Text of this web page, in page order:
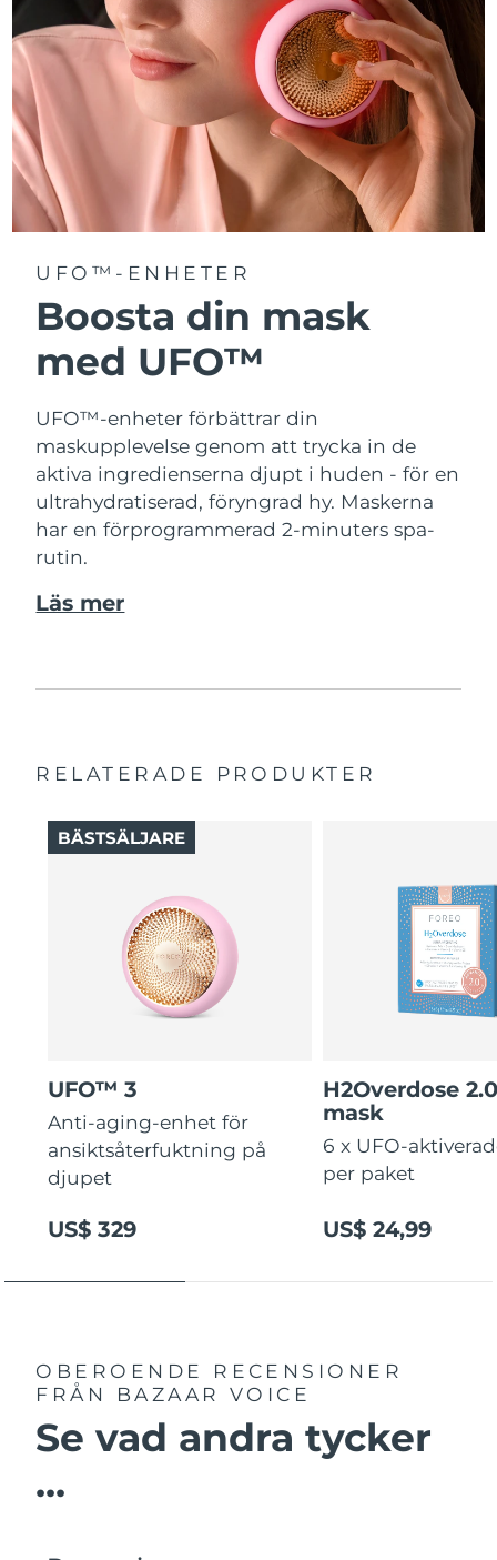
UFO™-ENHETER
Boosta din mask
med UFO™
UFO™-enheter förbättrar din
maskupplevelse genom att trycka in de
aktiva ingredienserna djupt i huden - för en
ultrahydratiserad, föryngrad hy. Maskerna
har en förprogrammerad 2-minuters spa-
rutin.
Läs mer
RELATERADE PRODUKTER
UFO™ 3
Anti-aging-enhet för
ansiktsåterfuktning på
djupet
US$ 329
BÄSTSÄLJARE
H2Overdose
mask
6 x UFO-
per paket
US$ 24,99
OBEROENDE RECENSIONER
FRÅN BAZAAR VOICE
Se vad andra tycker
...
Turkiet Förväntad leverans8/9/26
Förenade
Arabemiraten
Förväntad leverans8/9/26
Storbritannien Förväntad leverans 8/8/26
USA Förväntad leverans8/9/26
Vietnam Förväntad leverans